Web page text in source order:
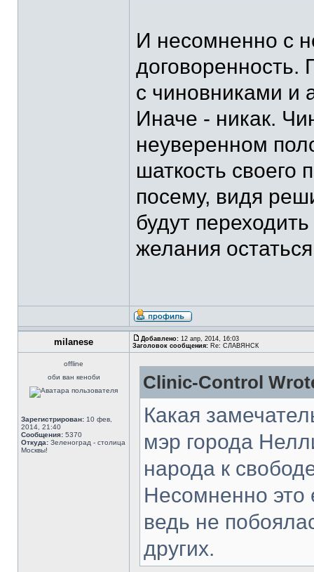
И несомненно с
с чиновниками и
Иначе - никак.
неуверенном
шаткость своего
посему, видя
будут
желания
milanese Добавлено: 12 апр, 2014, 16:03
Заголовок сообщения: Re: СЛАВЯНСК
offline
оби ван кеноби
Зарегистрирован: 10 фев,
2014, 21:40
Сообщения: 5370
Откуда: Зеленоград - столица
Москвы!
Clinic-Control
Какая
мэр города
народа к
Несомненно это
ведь не
других.